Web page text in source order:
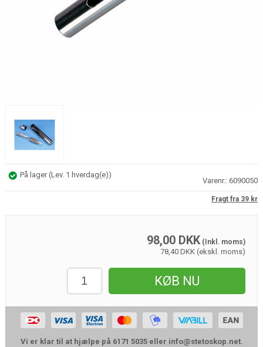
På lager(Lev. 1 hverdag(e))
Varenr.:6090050
Fragt fra 39 kr
98,00 DKK(Inkl. moms)
78,40 DKK (ekskl. moms)
KØB NU
Vi er klar til at hjælpe på 6171 5035 eller info@stetoskop.net.